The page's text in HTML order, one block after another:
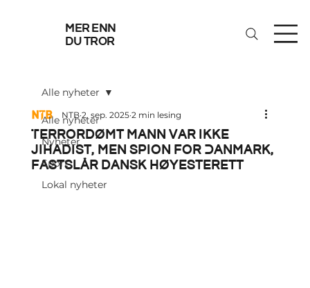
mer enn
du tror
Alle nyheter
Nyheter
Sport
Lokal nyheter
Alle nyheter
Terrordømt mann var ikke
jihadist, men spion for Danmark,
fastslår dansk høyesterett
NTB 2. sep. 2025 2 min lesing